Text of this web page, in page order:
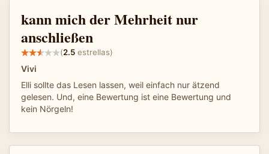
kann mich der Mehrheit nur
anschließen
(2.5 estrellas)
Vivi
Elli sollte das Lesen lassen, weil einfach nur ätzend
gelesen. Und, eine Bewertung ist eine Bewertung und
kein Nörgeln!